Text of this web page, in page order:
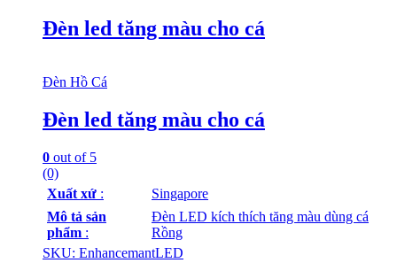
Đèn led tăng màu cho cá
Đèn Hồ Cá
Đèn led tăng màu cho cá
0 out of 5
(0)
Xuất xứ :
Singapore
Mô tả sản
phẩm :
Đèn LED kích thích tăng màu dùng cá
Rồng
SKU: EnhancemantLED